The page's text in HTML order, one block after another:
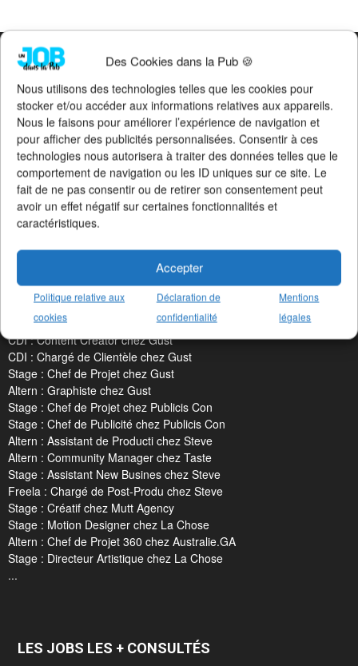
Des Cookies dans la Pub 🍪
Nous utilisons des technologies telles que les cookies pour
stocker et/ou accéder aux informations relatives aux appareils.
Nous le faisons pour améliorer l’expérience de navigation et
pour afficher des publicités personnalisées. Consentir à ces
technologies nous autorisera à traiter des données telles que le
comportement de navigation ou les ID uniques sur ce site. Le
fait de ne pas consentir ou de retirer son consentement peut
avoir un effet négatif sur certaines fonctionnalités et
caractéristiques.
Accepter
Politique relative aux
cookies
Déclaration de
confidentialité
Mentions
légales
CDI : Directeur de Clientè chez Socialy
CDI : Social Media Manager chez Socialy
Altern : Chef de Publicité Ju chez Publicis Con
CDI : Responsable Social Me chez Béaba
CDI : TV Producer chez McCann Paris
Stage : Chef de Projet chez Publicis Con
Stage : Chef de Projet chez Raymonde
CDI : Graphiste chez Serial Creat
Stage : Content Creator chez Machefert Gr
Stage : Chef de Projet Commun chez Machefert Gr
Altern : Chargé de Communicat chez La Maison No
Stage : Chargé de Communicat chez La Maison No
Stage : Chef de Projet 360 chez Tactile
CDI : Content Creator chez Gust
CDI : Chargé de Clientèle chez Gust
Stage : Chef de Projet chez Gust
Altern : Graphiste chez Gust
Stage : Chef de Projet chez Publicis Con
Stage : Chef de Publicité chez Publicis Con
Altern : Assistant de Producti chez Steve
Altern : Community Manager chez Taste
Stage : Assistant New Busines chez Steve
Freela : Chargé de Post-Produ chez Steve
Stage : Créatif chez Mutt Agency
Stage : Motion Designer chez La Chose
Altern : Chef de Projet 360 chez Australie.GA
Stage : Directeur Artistique chez La Chose
...
LES JOBS LES + CONSULTÉS